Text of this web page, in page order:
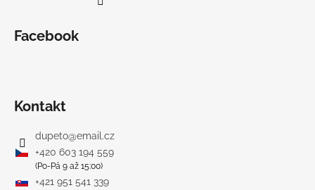
Facebook
Kontakt
dupeto@email.cz
+420 603 194 559
(Po-Pá 9 až 15:00)
+421 951 541 339